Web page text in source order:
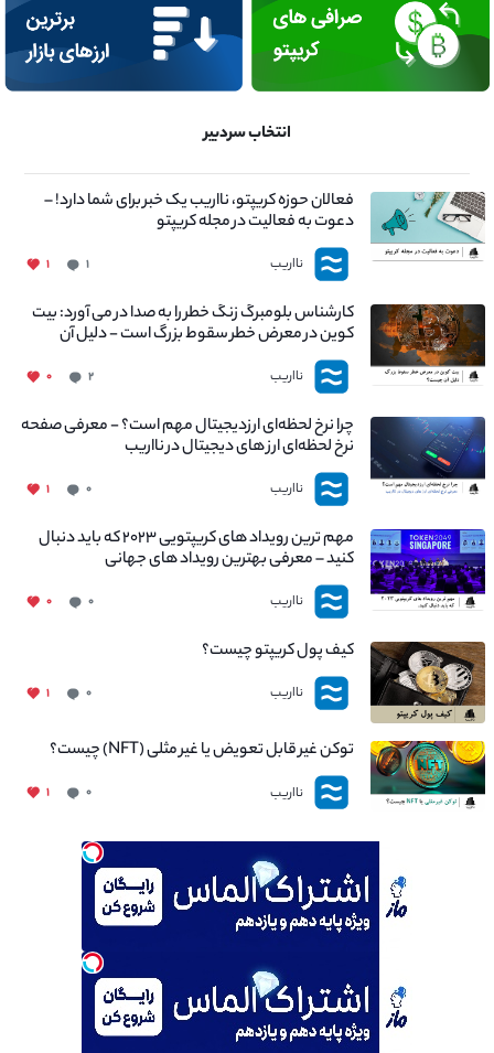
انتخاب سردبیر
فعالان حوزه کریپتو، نااریب یک خبر برای شما دارد! –
دعوت به فعالیت در مجله کریپتو
نااریب ۱ ۱
کارشناس بلومبرگ زنگ خطر را به صدا در می آورد: بیت
کوین در معرض خطر سقوط بزرگ است - دلیل آن
چیست؟
نااریب ۲ ۰
چرا نرخ لحظه‌ای ارزدیجیتال مهم است؟ - معرفی صفحه
نرخ لحظه‌ای ارز های دیجیتال در نااریب
نااریب ۰ ۱
مهم ترین رویداد های کریپتویی ۲۰۲۳ که باید دنبال
کنید – معرفی بهترین رویداد های جهانی
نااریب ۰ ۰
کیف پول کریپتو چیست؟
نااریب ۰ ۱
توکن غیر قابل تعویض یا غیر مثلی (NFT) چیست؟
نااریب ۰ ۱